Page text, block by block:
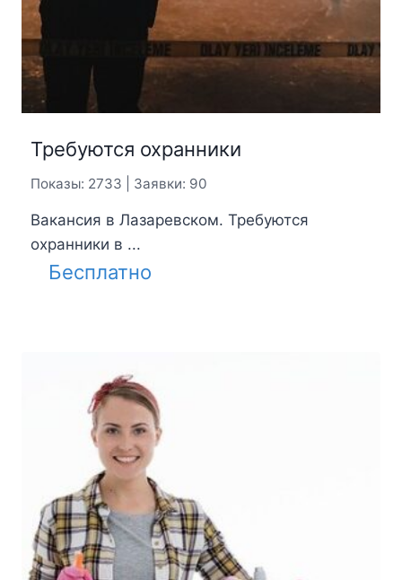
Требуются охранники
Показы: 2733 | Заявки: 90
Вакансия в Лазаревском. Требуются
охранники в ...
Бесплатно